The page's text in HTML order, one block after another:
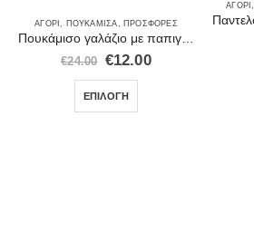
ΑΓΌΡΙ, ΠΟΥΚΆΜΙΣΑ, ΠΡΟΣΦΟΡΈΣ
Πουκάμισο γαλάζιο με παπιγιόν
€24.00 €12.00
ΕΠΙΛΟΓΉ
ΑΓΌΡΙ,